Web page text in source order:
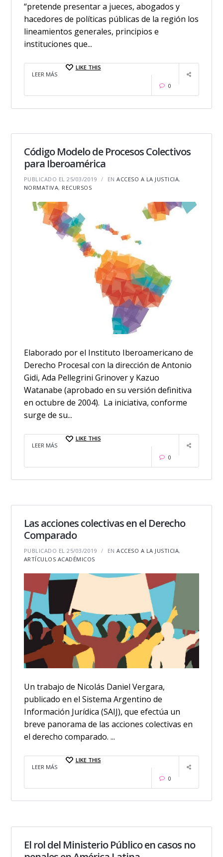
“pretende presentar a jueces, abogados y
hacedores de políticas públicas de la región los
lineamientos generales, principios e
instituciones que...
LEER MÁS
LIKE THIS
0
Código Modelo de Procesos Colectivos
para Iberoamérica
PUBLICADO EL 25/03/2019 ENACCESO A LA JUSTICIA,
NORMATIVA, RECURSOS
Elaborado por el Instituto Iberoamericano de
Derecho Procesal con la dirección de Antonio
Gidi, Ada Pellegrini Grinover y Kazuo
Watanabe (aprobado en su versión definitiva
en octubre de 2004). La iniciativa, conforme
surge de su...
LEER MÁS
LIKE THIS
0
Las acciones colectivas en el Derecho
Comparado
PUBLICADO EL 25/03/2019 ENACCESO A LA JUSTICIA,
ARTÍCULOS ACADÉMICOS
Un trabajo de Nicolás Daniel Vergara,
publicado en el Sistema Argentino de
Información Jurídica (SAIJ), que efectúa un
breve panorama de las acciones colectivas en
el derecho comparado. ...
LEER MÁS
LIKE THIS
0
El rol del Ministerio Público en casos no